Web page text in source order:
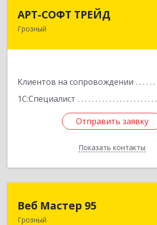
АРТ-СОФТ ТРЕЙД
Грозный
Клиентов на сопровождении
1С:Специалист
Отправить заявку
Показать контакты
364013, Чеченская Респ, Грозный
Отправить заявку
Назад
Веб Мастер 95
Грозный